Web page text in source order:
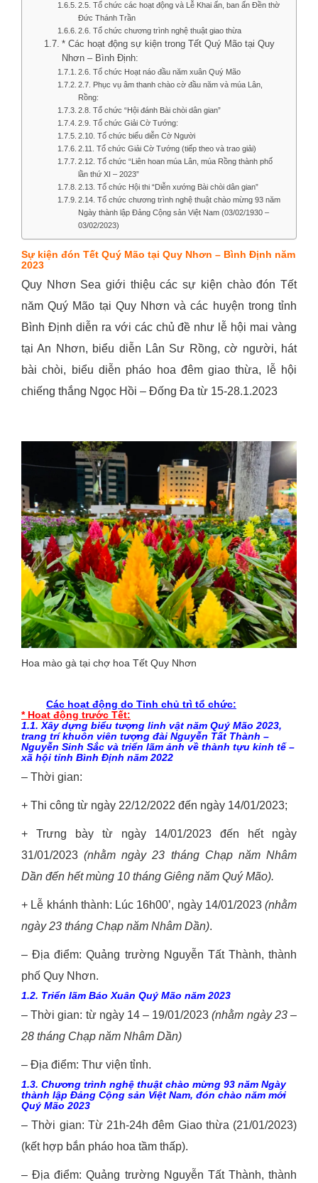
2.5. Tổ chức các hoạt động và Lễ Khai ấn, ban ấn Đền thờ
Đức Thánh Trần
2.6. Tổ chức chương trình nghệ thuật giao thừa
* Các hoạt động sự kiện trong Tết Quý Mão tại Quy
Nhơn – Bình Định:
2.6. Tổ chức Hoạt náo đầu năm xuân Quý Mão
2.7. Phục vụ âm thanh chào cờ đầu năm và múa Lân,
Rồng:
2.8. Tổ chức “Hội đánh Bài chòi dân gian”
2.9. Tổ chức Giải Cờ Tướng:
2.10. Tổ chức biểu diễn Cờ Người
2.11. Tổ chức Giải Cờ Tướng (tiếp theo và trao giải)
2.12. Tổ chức “Liên hoan múa Lân, múa Rồng thành phố
lần thứ XI – 2023”
2.13. Tổ chức Hội thi “Diễn xướng Bài chòi dân gian”
2.14. Tổ chức chương trình nghệ thuật chào mừng 93 năm
Ngày thành lập Đảng Cộng sản Việt Nam (03/02/1930 –
03/02/2023)
Sự kiện đón Tết Quý Mão tại Quy Nhơn – Bình Định năm
2023
Quy Nhơn Sea giới thiệu các sự kiện chào đón Tết
năm Quý Mão tại Quy Nhơn và các huyện trong tỉnh
Bình Định diễn ra với các chủ đề như lễ hội mai vàng
tại An Nhơn, biểu diễn Lân Sư Rồng, cờ người, hát
bài chòi, biểu diễn pháo hoa đêm giao thừa, lễ hội
chiếng thắng Ngọc Hồi – Đống Đa từ 15-28.1.2023
Hoa mào gà tại chợ hoa Tết Quy Nhơn
Các hoạt động do Tỉnh chủ trì tổ chức:
* Hoạt động trước Tết:
1.1. Xây dựng biểu tượng linh vật năm Quý Mão 2023,
trang trí khuôn viên tượng đài Nguyễn Tất Thành –
Nguyễn Sinh Sắc và triển lãm ảnh về thành tựu kinh tế –
xã hội tỉnh Bình Định năm 2022
– Thời gian:
+ Thi công từ ngày 22/12/2022 đến ngày 14/01/2023;
+ Trưng bày từ ngày 14/01/2023 đến hết ngày
31/01/2023(nhằm ngày 23 tháng Chạp năm Nhâm
Dần đến hết mùng 10 tháng Giêng năm Quý Mão).
+ Lễ khánh thành: Lúc 16h00’, ngày 14/01/2023 (nhằm
ngày23 tháng Chạp năm Nhâm Dần).
– Địa điểm: Quảng trường Nguyễn Tất Thành, thành
phố Quy Nhơn.
1.2. Triển lãm Báo Xuân Quý Mão năm 2023
– Thời gian: từ ngày 14 – 19/01/2023(nhằm ngày 23 –
28 tháng Chạp năm Nhâm Dần)
– Địa điểm: Thư viện tỉnh.
1.3. Chương trình nghệ thuật chào mừng 93 năm Ngày
thành lập Đảng Cộng sản Việt Nam, đón chào năm mới
Quý Mão 2023
– Thời gian: Từ 21h-24h đêm Giao thừa (21/01/2023)
(kết hợp bắn pháo hoa tầm thấp).
– Địa điểm: Quảng trường Nguyễn Tất Thành, thành